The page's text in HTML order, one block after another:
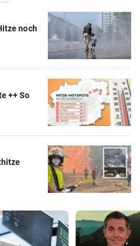
noch
++ So